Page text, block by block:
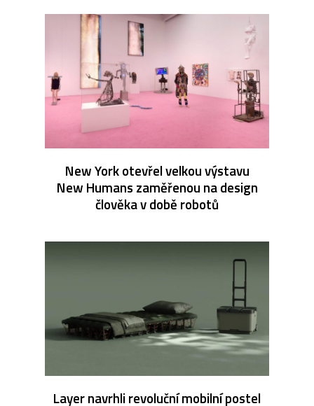
New York otevřel velkou výstavu
New Humans zaměřenou na design
člověka v době robotů
Layer navrhli revoluční mobilní postel